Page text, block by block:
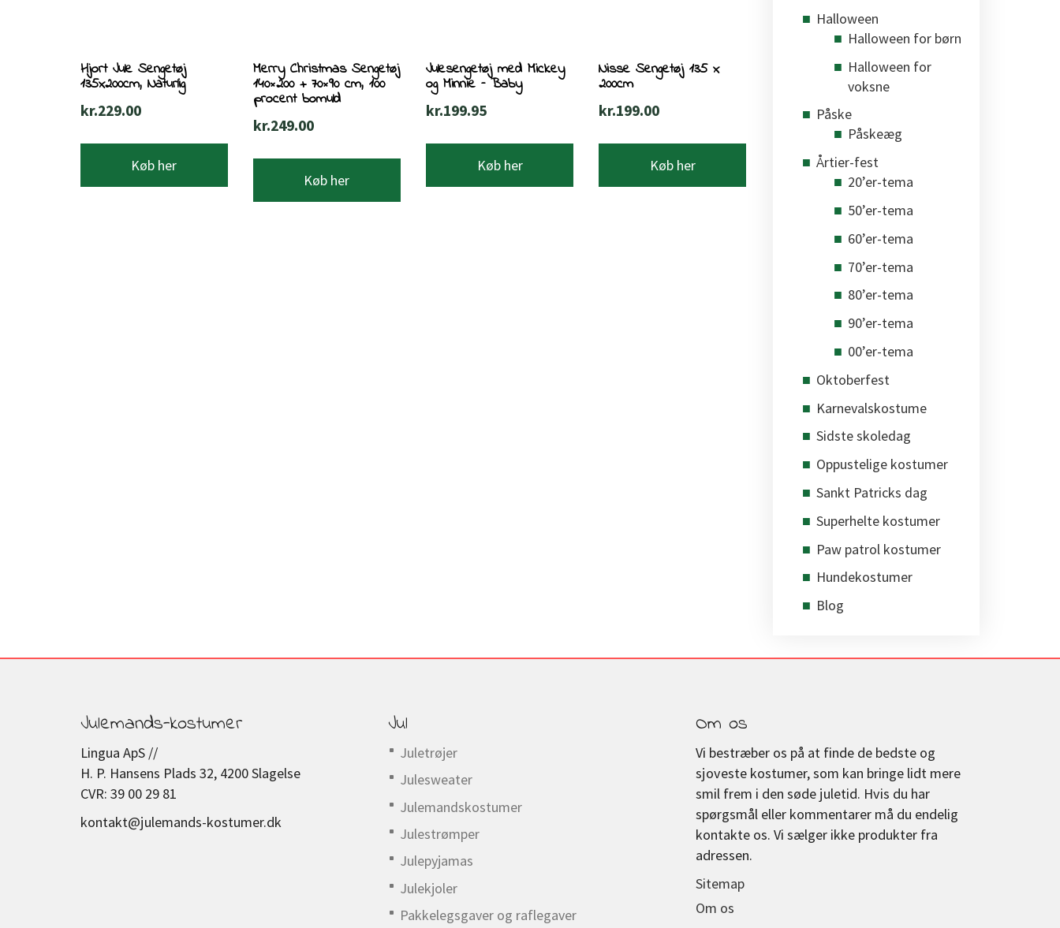
Hjort Jule Sengetøj
135x200cm, Naturlig
kr.229.00
Køb her
Merry Christmas Sengetøj
140×200 + 70×90 cm, 100
procent bomuld
kr.249.00
Køb her
Julesengetøj med Mickey
og Minnie – Baby
kr.199.95
Køb her
Nisse Sengetøj 135 x
200cm
kr.199.00
Køb her
Halloween
Halloween for børn
Halloween for
voksne
Påske
Påskeæg
Årtier-fest
20’er-tema
50’er-tema
60’er-tema
70’er-tema
80’er-tema
90’er-tema
00’er-tema
Oktoberfest
Karnevalskostume
Sidste skoledag
Oppustelige kostumer
Sankt Patricks dag
Superhelte kostumer
Paw patrol kostumer
Hundekostumer
Blog
Julemands-kostumer
Lingua ApS //
H. P. Hansens Plads 32, 4200 Slagelse
CVR: 39 00 29 81
kontakt@julemands-kostumer.dk
Jul
Juletrøjer
Julesweater
Julemandskostumer
Julestrømper
Julepyjamas
Julekjoler
Pakkelegsgaver og raflegaver
Om os
Vi bestræber os på at finde de bedste og
sjoveste kostumer, som kan bringe lidt mere
smil frem i den søde juletid. Hvis du har
spørgsmål eller kommentarer må du endelig
kontakte os. Vi sælger ikke produkter fra
adressen.
Sitemap
Om os